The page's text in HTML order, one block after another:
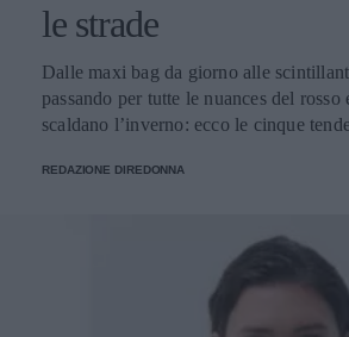
le strade
Dalle maxi bag da giorno alle
passando per tutte le nuances del rosso
scaldano l’inverno: ecco le cinque
REDAZIONE DIREDONNA